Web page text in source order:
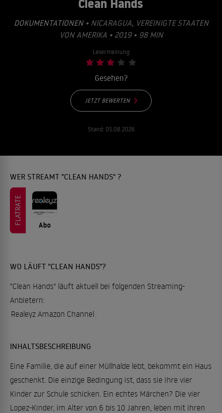
Clean Hands
DOKUMENTATIONEN• NICARAGUA, VEREINIGTE STAATEN
VON AMERIKA • 2019 • 98 MIN
Lesermeinung
Gesehen?
JETZT BEWERTEN
Stand: 05.08.2026
WER STREAMT "CLEAN HANDS" ?
FLATRATE Abo
WO LÄUFT "CLEAN HANDS"?
"Clean Hands" läuft aktuell bei folgenden Streaming-
Anbietern:
Realeyz Amazon Channel
INHALTSBESCHREIBUNG
Eine Familie, die auf einer Müllhalde lebt, bekommt ein Haus
geschenkt. Die einzige Bedingung ist, dass sie ihre vier
Kinder zur Schule schicken. Ein echtes Märchen? Die vier
Lopez-Kinder, im Alter von 6 bis 10 Jahren, leben mit ihren